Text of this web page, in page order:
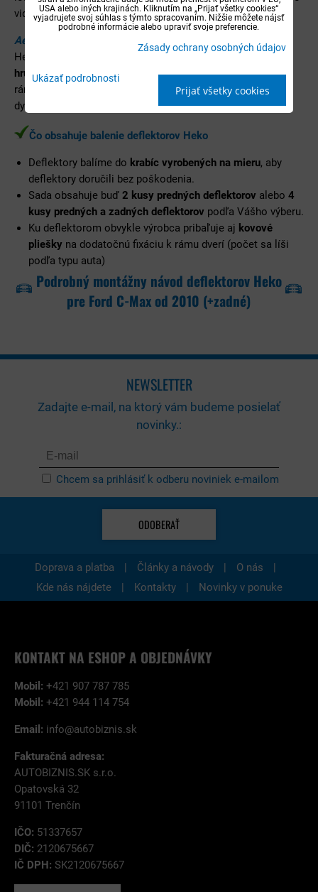
vidno, či máte zatvorené alebo pootvorené okná.
Aerodynamický tmavý dizajn
Heko deflektory sa vyrábajú z odolného tmavého akrylu o
hrúbke cca 3 mm, ktorý je presne spracovaný pre daný tvar
rámu okna. Aj napriek tomu, že deflektory sú z tmavého
dymového materiálu, tak sú zároveň ajopticky priehľadné
Čo obsahuje balenie deflektorov Heko
Deflektory balíme do krabíc vyrobených na mieru, aby
deflektory doručili bez poškodenia.
Sada obsahuje buď 2 kusy predných deflektorov alebo 4
kusy predných a zadných deflektorov podľa Vášho výberu.
Ku deflektorom obvykle výrobca pribaľuje aj kovové
pliešky na dodatočnú fixáciu k rámu dverí (počet sa líši
podľa typu auta)
Podrobný montážny návod deflektorov Heko
pre Ford C-Max od 2010 (+zadné)
NEWSLETTER
Zadajte e-mail, na ktorý vám budeme posielať
novinky.:
Chcem sa prihlásiť k odberu noviniek e-mailom
ODOBERAŤ
Doprava a platba | Články a návody | O nás
|
Kde nás nájdete
| Kontakty | Novinky v ponuke
KONTAKT NA ESHOP A OBJEDNÁVKY
Mobil: +421 907 787 785
Mobil: +421 944 114 754
Email: info@autobiznis.sk
Fakturačná adresa:
AUTOBIZNIS.SK s.r.o.
Opatovská 32
91101 Trenčín
IČO: 51337657
DIČ: 2120675667
IČ DPH: SK2120675667
USA alebo iných krajinách. Kliknutím na „Prijať všetky cookies“
vyjadrujete svoj súhlas s týmto spracovaním. Nižšie môžete nájsť
podrobné informácie alebo upraviť svoje preferencie.
Zásady ochrany osobných údajov
Ukázať podrobnosti
Prijať všetky cookies